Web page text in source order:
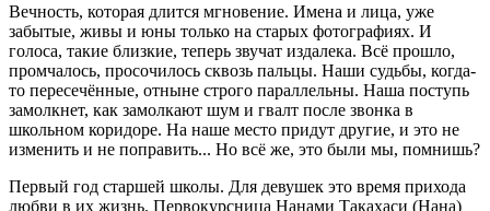
Вечность, которая длится мгновение. Имена и лица, уже
забытые, живы и юны только на старых фотографиях. И
голоса, такие близкие, теперь звучат издалека. Всё прошло,
промчалось, просочилось сквозь пальцы. Наши судьбы, когда-
то пересечённые, отныне строго параллельны. Наша поступь
замолкнет, как замолкают шум и гвалт после звонка в
школьном коридоре. На наше место придут другие, и это не
изменить и не поправить... Но всё же, это были мы, помнишь?
Первый год старшей школы. Для девушек это время прихода
любви в их жизнь. Первокурсница Нанами Такахаси (Нана)